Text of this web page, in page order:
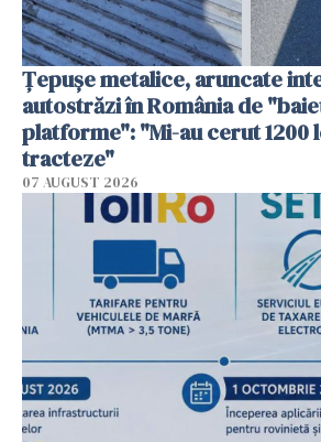
Țepușe metalice, aruncate
autostrăzi în România de
platforme": "Mi-au cerut 1200
tracteze"
07 AUGUST 2026